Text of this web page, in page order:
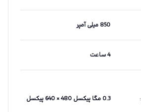
850 میلی آمپر
4 ساعت
: 0.3 مگا پیکسل 480 × 640 پیکسل